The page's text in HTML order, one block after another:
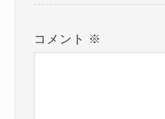
コメント ※